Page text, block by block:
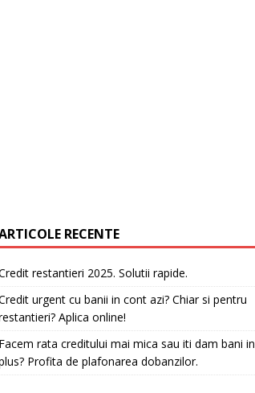
RECENTE
restantieri 2025. Solutii rapide.
urgent cu banii in cont azi? Chiar si pentru
Aplica online!
Facem rata creditului mai mica sau iti dam bani in
Profita de plafonarea dobanzilor.